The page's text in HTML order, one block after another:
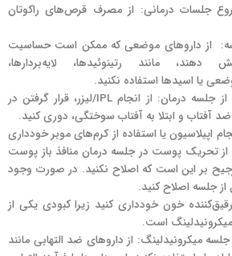
جلسات درمانی: از مصرف قرص‌های راکوتان
جلسه: از دارو‌های موضعی که ممکن است حساسیت
مانند رتینوئیدها، لایه‌بردارها،
یا اسیدها استفاده نکنید.
حداقل 2 هفته قبل از جلسه درمان: از انجام IPL/لیزر، قرار گرفتن در
آفتاب و ابتلا به آفتاب سوختگی، دوری کنید.
از انجام اپیلاسیون یا استفاده از کرم‌های موبر خودداری
از تحریک پوست در جلسه درمان منافذ باز پوست
بر این است که اصلاح نکنید. در صورت وجود
از جلسه اصلاح کنید.
خون خودداری کنید زیرا کبودی یکی از
است.
قبل از جلسه میکرونیدلینگ: از داروهای ضد التهابی مانند